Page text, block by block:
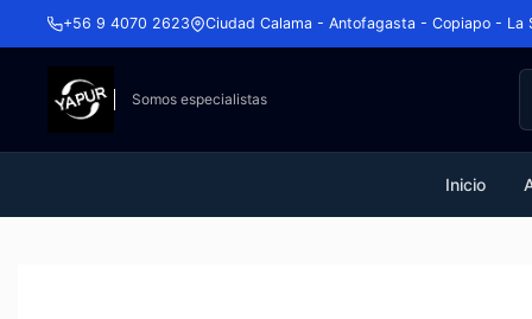
+56 9 4070 2623 Ciudad Calama - Antofagasta - Copiapo - La
Somos especialistas
Inicio